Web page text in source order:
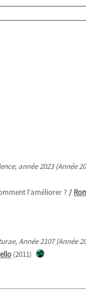
année 2023 (Année
l'améliorer ? /
Année 2107 (Année
(2011)